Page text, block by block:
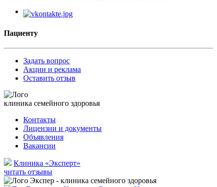
Пациенту
Задать вопрос
Акции и реклама
Оставить отзыв
клиника семейного здоровья
Контакты
Лицензии и документы
Объявления
Вакансии
Клиника «Эксперт»
читать отзывы